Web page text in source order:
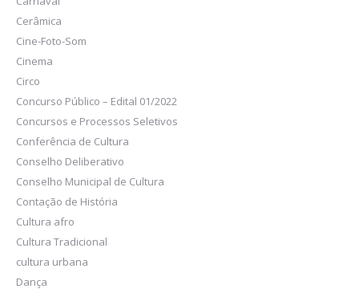
Cerâmica
Cine-Foto-Som
Cinema
Circo
Concurso Público – Edital 01/2022
Concursos e Processos Seletivos
Conferência de Cultura
Conselho Deliberativo
Conselho Municipal de Cultura
Contação de História
Cultura afro
Cultura Tradicional
cultura urbana
Dança